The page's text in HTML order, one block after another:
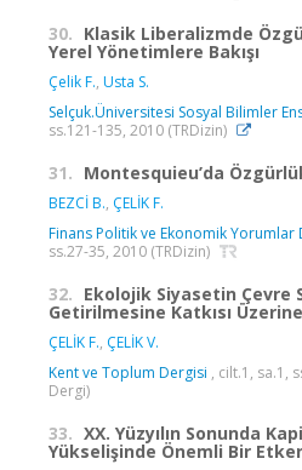
30. Klasik Liberalizmde
Yerel Yönetimlere Bakışı
Çelik F., Usta S.
Selçuk.Üniversitesi Sosyal Bilimler
ss.121-135, 2010 (TRDizin)
31. Montesquieu’da
BEZCİ B., ÇELİK F.
Finans Politik ve Ekonomik Yorumlar
ss.27-35, 2010 (TRDizin)
32. Ekolojik Siyasetin Çevre
Getirilmesine Katkısı
ÇELİK F., ÇELİK V.
Kent ve Toplum Dergisi , cilt.1, sa.1,
Dergi)
33. XX. Yüzyılın Sonunda
Yükselişinde Önemli Bir